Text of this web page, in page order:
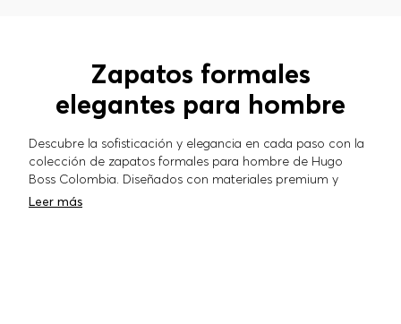
Zapatos formales
elegantes para hombre
Descubre la sofisticación y elegancia en cada paso con la
colección de zapatos formales para hombre de Hugo
Boss Colombia. Diseñados con materiales premium y
acabados excepcionales, que brindan la comodidad
Leer más